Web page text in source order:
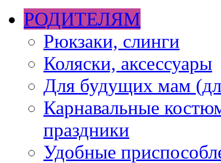
РОДИТЕЛЯМ
Рюкзаки, слинги
Коляски, аксессуары
Для будущих мам
Карнавальные
праздники
Удобные